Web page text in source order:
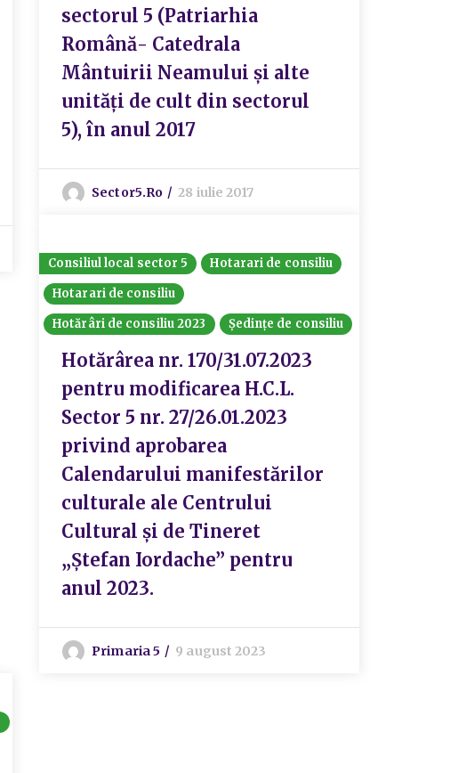
sectorul 5 (Patriarhia
Română- Catedrala
Mântuirii Neamului și alte
unități de cult din sectorul
5), în anul 2017
Sector5.ro 28 iulie 2017
Consiliul local sector 5
Hotarari de consiliu
Hotarari de consiliu
Hotărâri de consiliu 2023
Ședințe de consiliu
Hotărârea nr. 170/31.07.2023
pentru modificarea H.C.L.
Sector 5 nr. 27/26.01.2023
privind aprobarea
Calendarului manifestărilor
culturale ale Centrului
Cultural și de Tineret
„Ștefan Iordache” pentru
anul 2023.
Primaria 5 9 august 2023